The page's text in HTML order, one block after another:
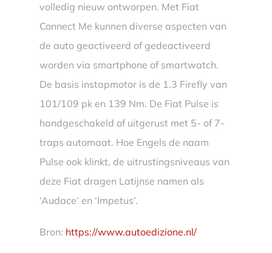
volledig nieuw ontworpen. Met Fiat
Connect Me kunnen diverse aspecten van
de auto geactiveerd of gedeactiveerd
worden via smartphone of smartwatch.
De basis instapmotor is de 1.3 Firefly van
101/109 pk en 139 Nm. De Fiat Pulse is
handgeschakeld of uitgerust met 5- of 7-
traps automaat. Hoe Engels de naam
Pulse ook klinkt, de uitrustingsniveaus van
deze Fiat dragen Latijnse namen als
‘Audace’ en ‘Impetus’.
Bron: https://www.autoedizione.nl/